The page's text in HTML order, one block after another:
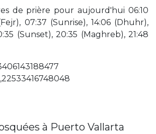
de prière pour aujourd'hui 06:10
07:37 (Sunrise), 14:06 (Dhuhr),
(Sunset), 20:35 (Maghreb), 21:48
à Puerto Vallarta